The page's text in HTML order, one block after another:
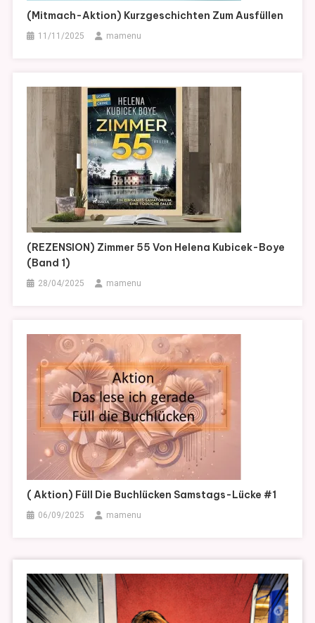
(Mitmach-Aktion) Kurzgeschichten Zum Ausfüllen
11/11/2025 mamenu
(REZENSION) Zimmer 55 Von Helena Kubicek-Boye
(Band 1)
28/04/2025 mamenu
( Aktion) Füll Die Buchlücken Samstags-Lücke #1
06/09/2025 mamenu